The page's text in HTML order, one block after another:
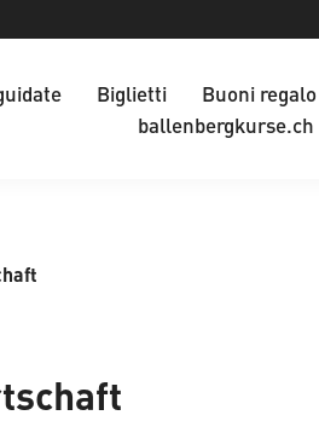
Biglietti Buoni regalo
ballenbergkurse.ch